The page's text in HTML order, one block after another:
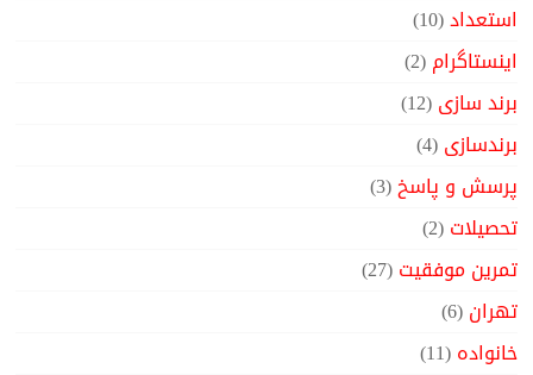
استعداد(10)
اینستاگرام(2)
برند سازی(12)
برندسازی(4)
پرسش و پاسخ(3)
تحصیلات(2)
تمرین موفقیت(27)
تهران(6)
خانواده(11)